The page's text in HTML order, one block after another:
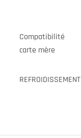
Compatibilité
carte mère
REFROIDISSEMENT